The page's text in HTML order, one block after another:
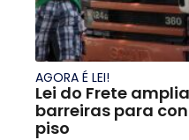
AGORA É LEI!
Lei do Frete
barreiras para
piso